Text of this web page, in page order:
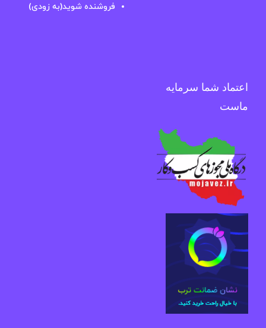
فروشنده شوید(به زودی)
اعتماد شما سرمایه
ماست